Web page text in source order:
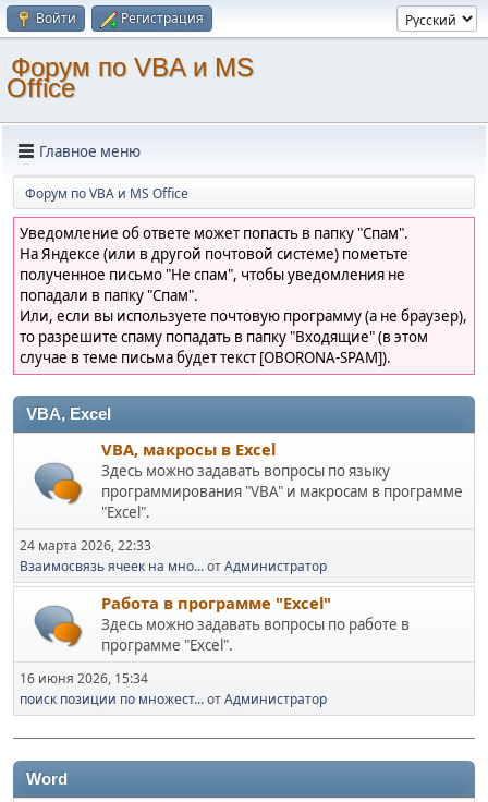
Войти Регистрация
Форум по VBA и MS
Office
Главное меню
Форум по VBA и MS Office
Уведомление об ответе может попасть в папку "Спам".
На Яндексе (или в другой почтовой системе) пометьте
полученное письмо "Не спам", чтобы уведомления не
попадали в папку "Спам".
Или, если вы используете почтовую программу (а не браузер),
то разрешите спаму попадать в папку "Входящие" (в этом
случае в теме письма будет текст [OBORONA-SPAM]).
VBA, Excel
VBA, макросы в Excel
Здесь можно задавать вопросы по языку
программирования "VBA" и макросам в программе
"Excel".
24 марта 2026, 22:33
Взаимосвязь ячеек на мно...отАдминистратор
Работа в программе "Excel"
Здесь можно задавать вопросы по работе в
программе "Excel".
16 июня 2026, 15:34
поиск позиции по множест...отАдминистратор
Word